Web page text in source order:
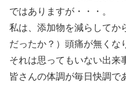
ではありますが・・・。
私は、添加物を減らしてか
だったか？）頭痛が無くな
それは思ってもいない出来
皆さんの体調が毎日快調で